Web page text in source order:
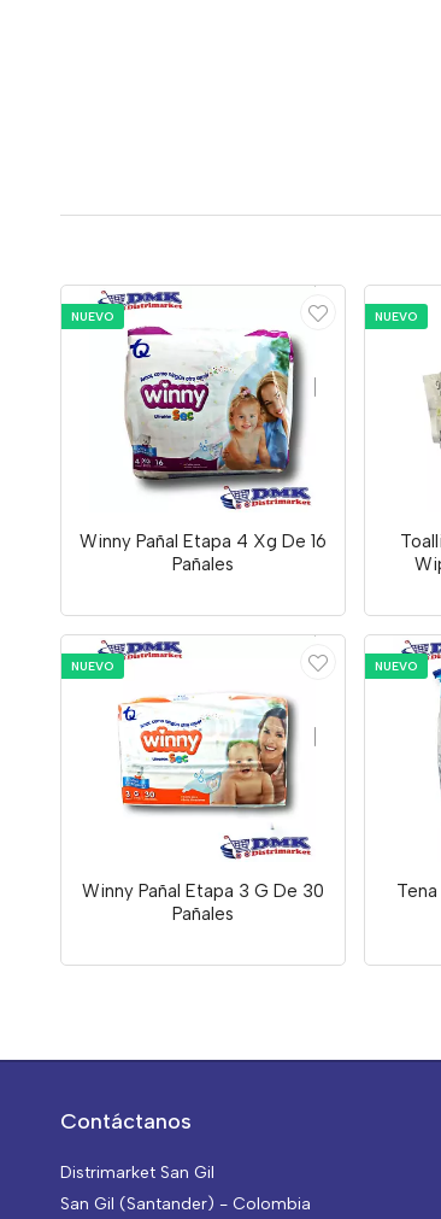
NUEVO
Winny Pañal Etapa 4 Xg De 16
Pañales
NUEVO
NUEVO
Winny Pañal Etapa 3 G De 30
Pañales
NUEVO
Contáctanos
Distrimarket San Gil
San Gil (Santander) - Colombia